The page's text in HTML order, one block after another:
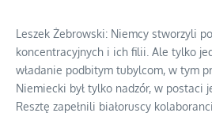
Leszek Żebrowski: Niemcy stworzyli
koncentracyjnych i ich filii. Ale tylko
władanie podbitym tubylcom, w tym
Niemiecki był tylko nadzór, w postaci
Resztę zapełnili białoruscy